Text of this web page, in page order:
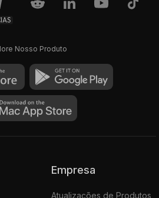
Nosso Produto
Empresa
Atualizações de Produtos